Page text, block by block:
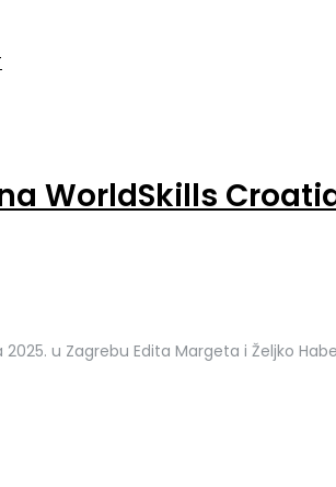
na WorldSkills
2025. u Zagrebu Edita Margeta i Željko